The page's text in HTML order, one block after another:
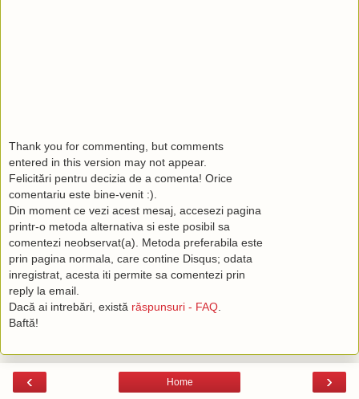
Thank you for commenting, but comments
entered in this version may not appear.
Felicitări pentru decizia de a comenta! Orice
comentariu este bine-venit :).
Din moment ce vezi acest mesaj, accesezi pagina
printr-o metoda alternativa si este posibil sa
comentezi neobservat(a). Metoda preferabila este
prin pagina normala, care contine Disqus; odata
inregistrat, acesta iti permite sa comentezi prin
reply la email.
Dacă ai intrebări, există răspunsuri - FAQ
Baftă!
‹ ›
Home